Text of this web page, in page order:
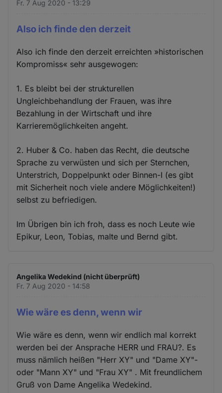
Fr. 7 Aug 2020 - 13:29
Also ich finde den derzeit
Also ich finde den derzeit erreichten »historischen
Kompromiss« sehr ausgewogen:
1. Es bleibt bei der strukturellen
Ungleichbehandlung der Frauen, was ihre
Bezahlung in der Wirtschaft und ihre
Karrieremöglichkeiten angeht.
2. Huber & Co. haben das Recht, die deutsche
Sprache zu verwüsten und sich per Sternchen,
Unterstrich, Doppelpunkt oder Binnen-I (es gibt
mit Sicherheit noch viele andere Möglichkeiten!)
selbst zu befriedigen.
Im Übrigen bin ich froh, dass es noch Leute wie
Epikur, Leon, Tobias, malte und Bernd gibt.
Angelika Wedekind (nicht überprüft)
Fr. 7 Aug 2020 - 14:58
Wie wäre es denn, wenn wir
Wie wäre es denn, wenn wir endlich mal korrekt
werden bei der Ansprache HERR und FRAU?. Es
muss nämlich heißen "Herr XY" und "Dame XY"-
oder "Mann XY" und "Frau XY" . Mit freundlichem
Gruß von Dame Angelika Wedekind.